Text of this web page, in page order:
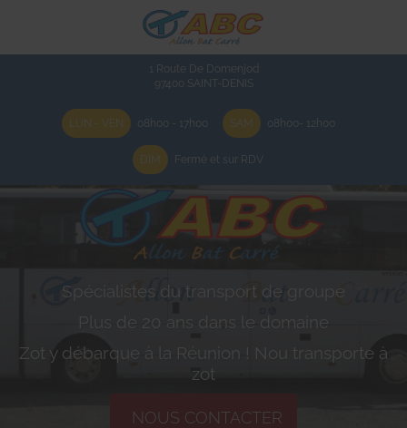
1 Route De Domenjod
97400 SAINT-DENIS
LUN - VEN 08h00 - 17h00 SAM 08h00- 12h00
DIM Fermé et sur RDV
Spécialistes du transport de groupe
Plus de 20 ans dans le domaine
Zot y débarque à la Réunion ! Nou transporte à
zot
NOUS CONTACTER